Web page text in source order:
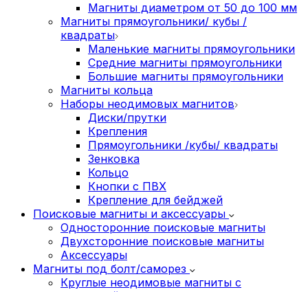
Магниты диаметром от 50 до 100 мм
Магниты прямоугольники/ кубы /
квадраты
Маленькие магниты прямоугольники
Средние магниты прямоугольники
Большие магниты прямоугольники
Магниты кольца
Наборы неодимовых магнитов
Диски/прутки
Крепления
Прямоугольники /кубы/ квадраты
Зенковка
Кольцо
Кнопки с ПВХ
Крепление для бейджей
Поисковые магниты и аксессуары
Односторонние поисковые магниты
Двухсторонние поисковые магниты
Аксессуары
Магниты под болт/саморез
Круглые неодимовые магниты с